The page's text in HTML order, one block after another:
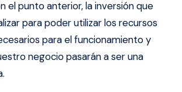
el punto anterior, la inversión que
para poder utilizar los recursos
para el funcionamiento y
negocio pasarán a ser una